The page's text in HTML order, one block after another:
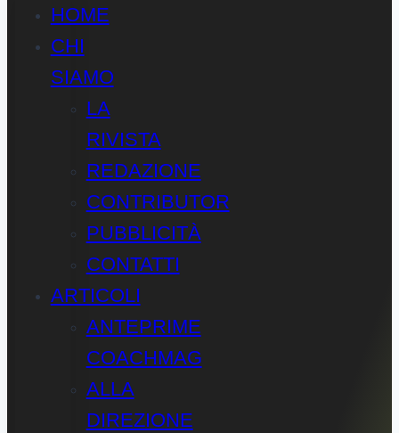
HOME
CHI
SIAMO
LA
RIVISTA
REDAZIONE
CONTRIBUTOR
PUBBLICITÀ
CONTATTI
ARTICOLI
ANTEPRIME
COACHMAG
ALLA
DIREZIONE